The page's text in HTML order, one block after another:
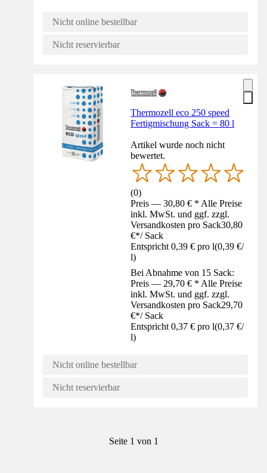
Nicht online bestellbar
Nicht reservierbar
Thermozell eco 250 speed
Fertigmischung Sack = 80 l
Artikel wurde noch nicht
bewertet.
(0)
Preis — 30,80 € * Alle Preise
inkl. MwSt. und ggf. zzgl.
Versandkosten pro Sack30,80
€*/ Sack
Entspricht 0,39 € pro l(0,39 €/
l)
Bei Abnahme von 15 Sack:
Preis — 29,70 € * Alle Preise
inkl. MwSt. und ggf. zzgl.
Versandkosten pro Sack29,70
€*/ Sack
Entspricht 0,37 € pro l(0,37 €/
l)
Nicht online bestellbar
Nicht reservierbar
Seite 1 von 1